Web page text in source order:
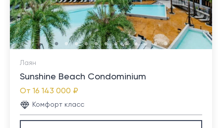
Автостоянка
Круглосуточная охрана
предприятий малого бизнеса.
Лаян
Sunshine Beach Condominium
От 16 143 000 ₽
Комфорт класс